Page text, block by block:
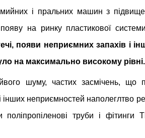
і пральних машин з
на ринку пластикової системи
появи неприємних запахів і
на максимально високому рівні.
шуму, частих засмічень, що
неприємностей наполеглтво
поліпропіленові труби і